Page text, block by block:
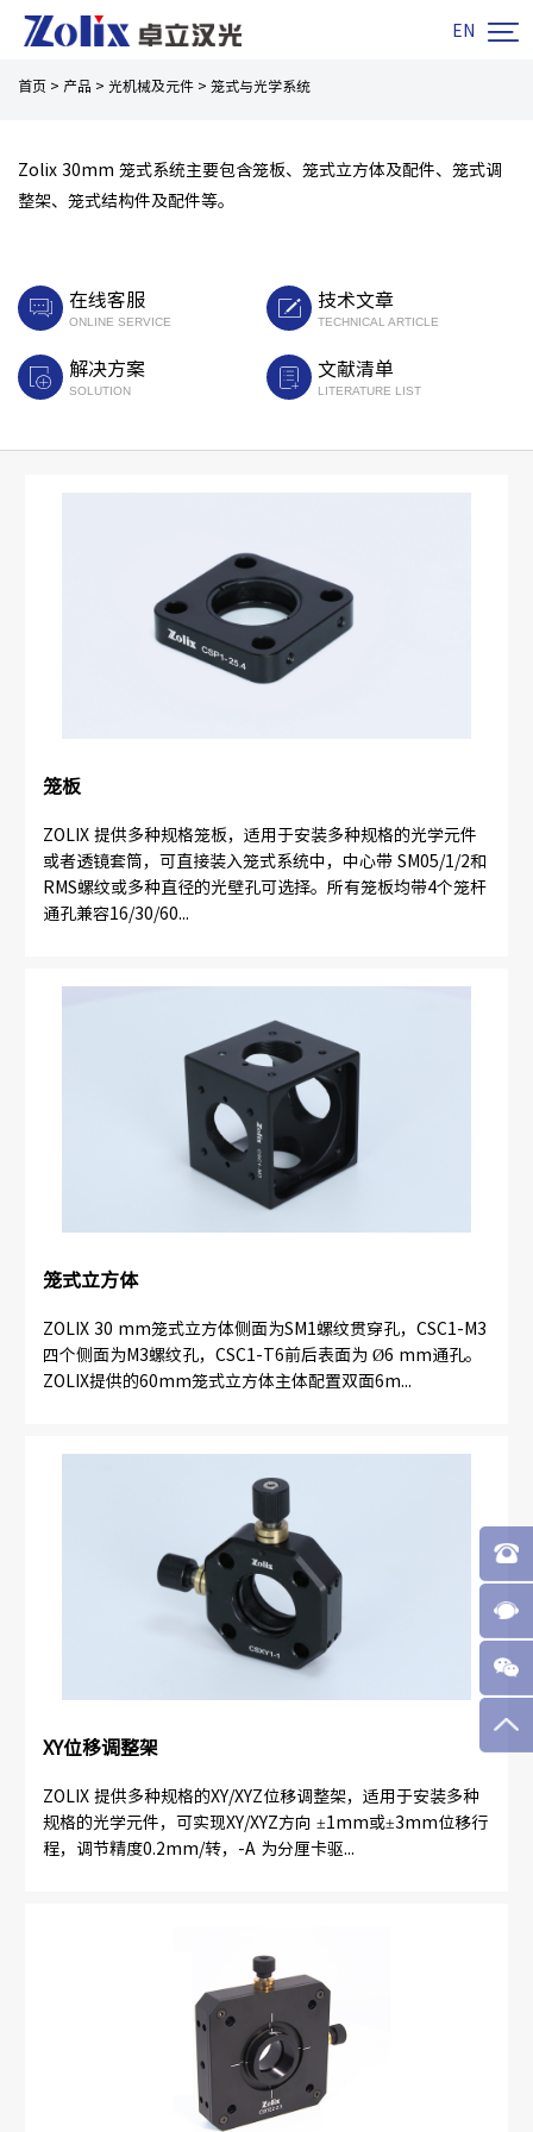
EN 
首页 > 产品 > 光机械及元件 > 笼式与光学系统
Zolix 30mm 笼式系统主要包含笼板、笼式立方体及配件、笼式调
整架、笼式结构件及配件等。
在线客服
ONLINE SERVICE
技术文章
TECHNICAL ARTICLE
解决方案
SOLUTION
文献清单
LITERATURE LIST
笼板
ZOLIX 提供多种规格笼板，适用于安装多种规格的光学元件
或者透镜套筒，可直接装入笼式系统中，中心带 SM05/1/2和
RMS螺纹或多种直径的光壁孔可选择。所有笼板均带4个笼杆
通孔兼容16/30/60...
笼式立方体
ZOLIX 30 mm笼式立方体侧面为SM1螺纹贯穿孔，CSC1-M3
四个侧面为M3螺纹孔，CSC1-T6前后表面为 Ø6 mm通孔。
ZOLIX提供的60mm笼式立方体主体配置双面6m...
XY位移调整架
ZOLIX 提供多种规格的XY/XYZ位移调整架，适用于安装多种
规格的光学元件，可实现XY/XYZ方向 ±1mm或±3mm位移行
程，调节精度0.2mm/转，-A 为分厘卡驱...